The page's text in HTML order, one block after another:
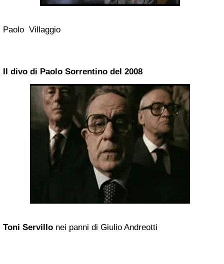
Paolo Villaggio
Il divo di Paolo Sorrentino del 2008
Toni Servillo nei panni di Giulio Andreotti